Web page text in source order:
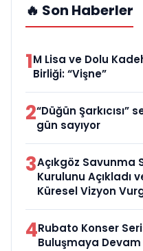
🔥 Son Haberler
1M Lisa ve Dolu
Birliği: “Vişne”
2“Düğün
gün sayıyor
3Açıkgöz Savunma
Kurulunu Açıkladı
Küresel Vizyon
4Rubato Konser
Buluşmaya Devam